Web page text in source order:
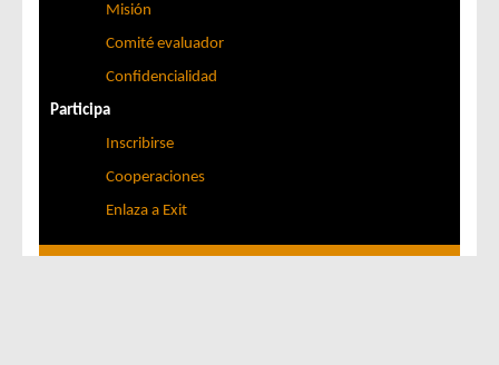
Misión
Comité evaluador
Confidencialidad
Participa
Inscribirse
Cooperaciones
Enlaza a Exit